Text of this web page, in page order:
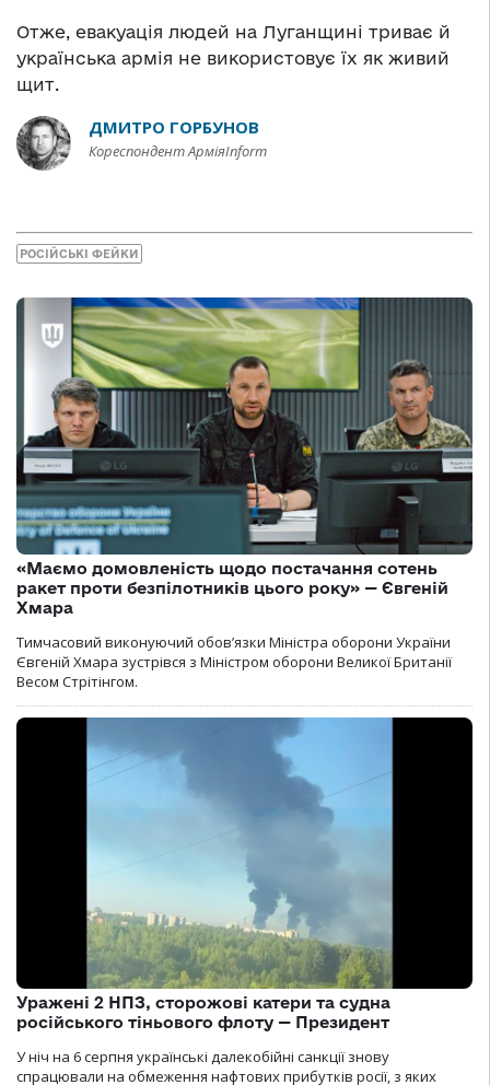
Отже, евакуація людей на Луганщині триває й
українська армія не використовує їх як живий
щит.
ДМИТРО ГОРБУНОВ
Кореспондент АрміяInform
РОСІЙСЬКІ ФЕЙКИ
«Маємо домовленість щодо постачання сотень
ракет проти безпілотників цього року» — Євгеній
Хмара
Тимчасовий виконуючий обов’язки Міністра оборони України
Євгеній Хмара зустрівся з Міністром оборони Великої Британії
Весом Стрітінгом.
Уражені 2 НПЗ, сторожові катери та судна
російського тіньового флоту — Президент
У ніч на 6 серпня українські далекобійні санкції знову
спрацювали на обмеження нафтових прибутків росії, з яких